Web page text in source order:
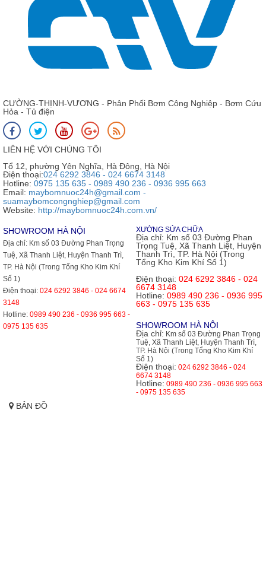
CƯỜNG-THỊNH-VƯƠNG - Phân Phối Bơm Công Nghiệp - Bơm Cứu
Hỏa - Tủ điện
LIÊN HỆ VỚI CHÚNG TÔI
Tổ 12, phường Yên Nghĩa, Hà Đông, Hà Nội
Điện thoại:024 6292 3846 - 024 6674 3148
Hotline: 0975 135 635 - 0989 490 236 - 0936 995 663
Email: maybomnuoc24h@gmail.com -
suamaybomcongnghiep@gmail.com
Website: http://maybomnuoc24h.com.vn/
SHOWROOM HÀ NỘI
Địa chỉ: Km số 03 Đường Phan Trọng
Tuệ, Xã Thanh Liệt, Huyện Thanh Trì,
TP. Hà Nội (Trong Tổng Kho Kim Khí
Số 1)
Điện thoại: 024 6292 3846 - 024 6674
3148
Hotline: 0989 490 236 - 0936 995 663 -
0975 135 635
XƯỞNG SỬA CHỮA
Địa chỉ: Km số 03 Đường Phan
Trọng Tuệ, Xã Thanh Liệt, Huyện
Thanh Trì, TP. Hà Nội (Trong
Tổng Kho Kim Khí Số 1)
Điện thoại: 024 6292 3846 - 024
6674 3148
Hotline: 0989 490 236 - 0936 995
663 - 0975 135 635
SHOWROOM HÀ NỘI
Địa chỉ: Km số 03 Đường Phan Trọng
Tuệ, Xã Thanh Liệt, Huyện Thanh Trì,
TP. Hà Nội (Trong Tổng Kho Kim Khí
Số 1)
Điện thoại: 024 6292 3846 - 024
6674 3148
Hotline: 0989 490 236 - 0936 995 663
- 0975 135 635
BẢN ĐỒ